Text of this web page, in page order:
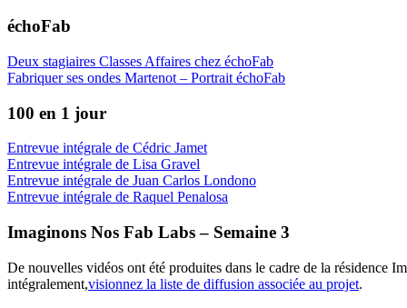
échoFab
Deux stagiaires Classes Affaires chez échoFab
Fabriquer ses ondes Martenot – Portrait échoFab
100 en 1 jour
Entrevue intégrale de Cédric Jamet
Entrevue intégrale de Lisa Gravel
Entrevue intégrale de Juan Carlos Londono
Entrevue intégrale de Raquel Penalosa
Imaginons Nos Fab Labs – Semaine 3
De nouvelles vidéos ont été produites dans le cadre de la résidence
intégralement,visionnez la liste de diffusion associée au projet.